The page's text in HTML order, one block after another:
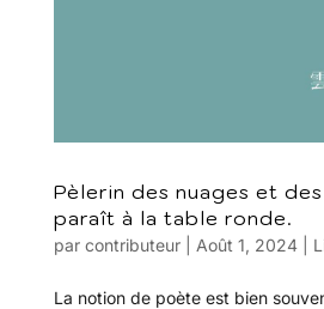
Pèlerin des nuages et des
paraît à la table ronde.
par contributeur| Août 1, 2024|
La notion de poète est bien